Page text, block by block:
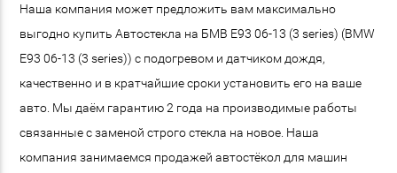
Наша компания может предложить вам максимально
выгодно купить Автостекла на БМВ E93 06-13 (3 series) (BMW
E93 06-13 (3 series)) с подогревом и датчиком дождя,
качественно и в кратчайшие сроки установить его на ваше
авто. Мы даём гарантию 2 года на производимые работы
связанные с заменой строго стекла на новое. Наша
компания занимаемся продажей автостёкол для машин